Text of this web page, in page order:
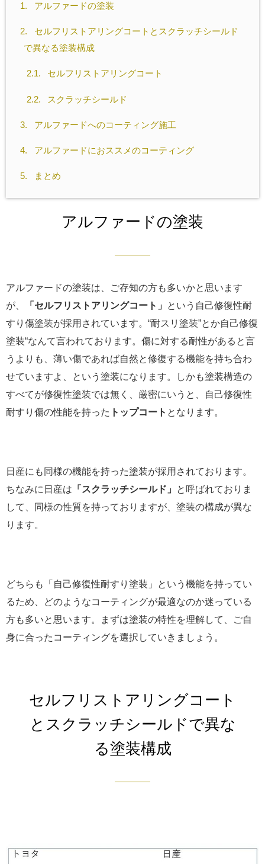
1. アルファードの塗装
2.
セルフリストアリングコートとスクラッチシールド
で異なる塗装構成
2.1. セルフリストアリングコート
2.2. スクラッチシールド
3. アルファードへのコーティング施工
4. アルファードにおススメのコーティング
5. まとめ
アルファードの塗装
アルファードの塗装は、ご存知の方も多いかと思います
が、
「セルフリストアリングコート」
という自己修復性耐
すり傷塗装が採用されています。“耐スリ塗装”とか自己修復
塗装“なんて言われております。傷に対する耐性があると言
うよりも、薄い傷であれば自然と修復する機能を持ち合わ
せていますよ、という塗装になります。しかも塗装構造の
すべてが修復性塗装では無く、厳密にいうと、自己修復性
耐すり傷の性能を持った トップコート となります。
日産にも同様の機能を持った塗装が採用されております。
ちなみに日産は 「スクラッチシールド」
と呼ばれておりま
して、同様の性質を持っておりますが、塗装の構成が異な
ります。
どちらも「自己修復性耐すり塗装」という機能を持ってい
るため、どのようなコーティングが最適なのか迷っている
方も多いと思います。まずは塗装の特性を理解して、ご自
身に合ったコーティングを選択していきましょう。
セルフリストアリングコート
とスクラッチシールドで異な
る塗装構成